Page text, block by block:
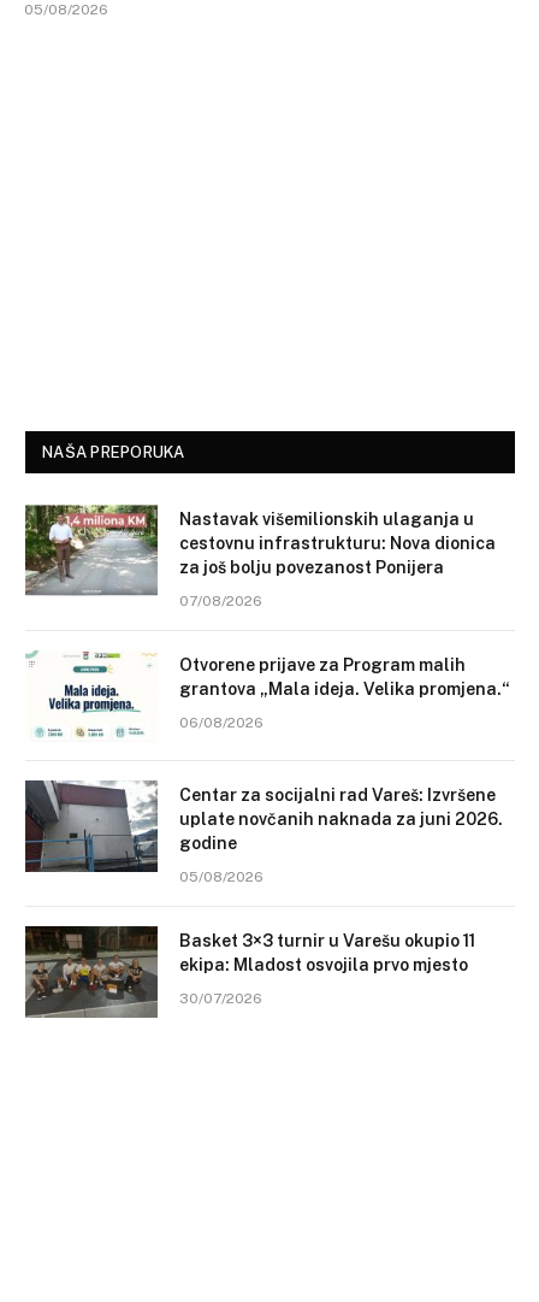
05/08/2026
NAŠA PREPORUKA
Nastavak višemilionskih ulaganja u
cestovnu infrastrukturu: Nova dionica
za još bolju povezanost Ponijera
07/08/2026
Otvorene prijave za Program malih
grantova „Mala ideja. Velika promjena.“
06/08/2026
Centar za socijalni rad Vareš: Izvršene
uplate novčanih naknada za juni 2026.
godine
05/08/2026
Basket 3×3 turnir u Varešu okupio 11
ekipa: Mladost osvojila prvo mjesto
30/07/2026